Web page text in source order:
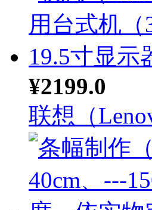
¥2199.0
联想（